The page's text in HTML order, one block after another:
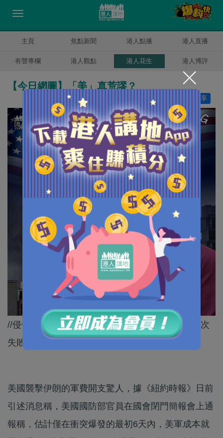
主頁 焦點新聞 港人點播 港人直播
有聲專欄 港人觀點 港人花生 港人博評
【今日網圖】「美」真荒謬？
分享
讚好
//侵侵解釋唔到為乜打呢場仗，但就成功讓美國再次
失敗！//
美國襲擊伊朗的軍費開支驚人，據《紐約時報》日前
引述消息稱，美國國防部官員在國會閉門簡報會上通
報稱，估計僅在衝突爆發的最初6天內，美軍成本就